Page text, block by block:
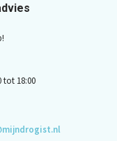
tot 18:00